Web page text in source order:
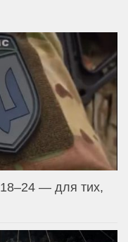
18–24 — для тих,